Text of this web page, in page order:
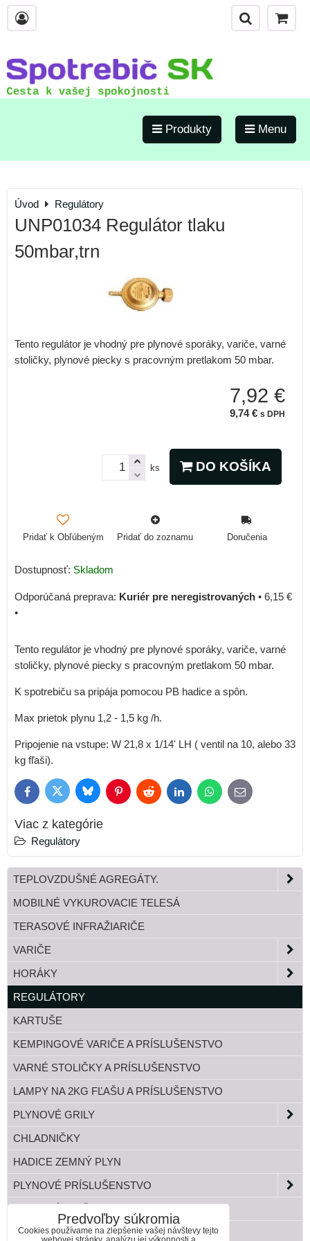
Produkty Menu
Úvod Regulátory
UNP01034 Regulátor tlaku
50mbar,trn
Tento regulátor je vhodný pre plynové sporáky, variče, varné
stoličky, plynové piecky s pracovným pretlakom 50 mbar.
7,92 €
9,74 € s DPH
ks DO KOŠÍKA
Pridať k Obľúbeným Pridať do zoznamu Doručenia
Dostupnosť: Skladom
Kuriér pre neregistrovaných • 6,15 €
•
Tento regulátor je vhodný pre plynové sporáky, variče, varné
stoličky, plynové piecky s pracovným pretlakom 50 mbar.
K spotrebiču sa pripája pomocou PB hadice a spôn.
Max prietok plynu 1,2 - 1,5 kg /h.
Pripojenie na vstupe: W 21,8 x 1/14' LH ( ventil na 10, alebo 33
kg fľaši).
FacebookTwitter BlueskyPinterestReddit LinkedInWhatsApp
E-
mail
Viac z kategórie
Regulátory
TEPLOVZDUŠNÉ AGREGÁTY.
MOBILNÉ VYKUROVACIE TELESÁ
TERASOVÉ INFRAŽIARIČE
VARIČE
HORÁKY
REGULÁTORY
KARTUŠE
KEMPINGOVÉ VARIČE A PRÍSLUŠENSTVO
VARNÉ STOLIČKY A PRÍSLUŠENSTVO
LAMPY NA 2KG FĽAŠU A PRÍSLUŠENSTVO
PLYNOVÉ GRILY
CHLADNIČKY
HADICE ZEMNÝ PLYN
PLYNOVÉ PRÍSLUŠENSTVO
BANDASKY
Predvoľby súkromia
Cookies používame na zlepšenie vašej návštevy tejto